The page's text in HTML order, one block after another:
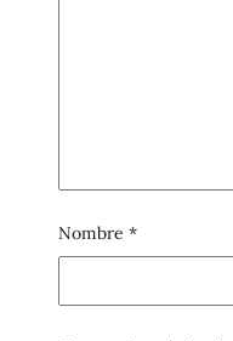
Nombre *